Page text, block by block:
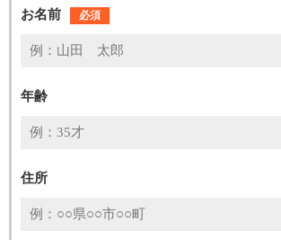
お名前 必須
年齢
住所